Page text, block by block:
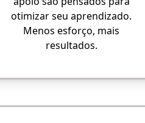
otimizar seu aprendizado.
Menos esforço, mais
resultados.